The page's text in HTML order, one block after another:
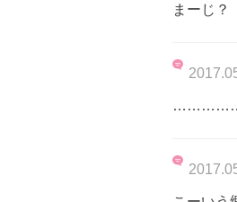
まーじ？
……………